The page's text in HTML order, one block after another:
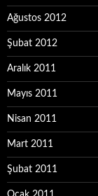
Ağustos 2012
Şubat 2012
Aralık 2011
Mayıs 2011
Nisan 2011
Mart 2011
Şubat 2011